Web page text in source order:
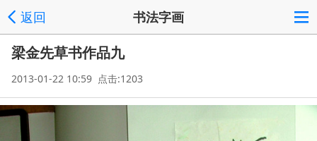
返回 书法字画
梁金先草书作品九
2013-01-22 10:59 点击:1203